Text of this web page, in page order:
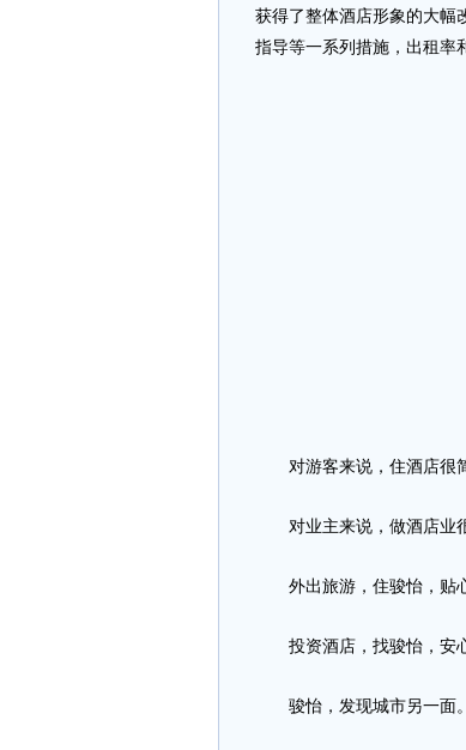
获得了整体酒店形象的大幅
指导等一系列措施，出租率
对游客来说，住酒店很简
对业主来说，做酒店业很
外出旅游，住骏怡，贴心
投资酒店，找骏怡，安心
骏怡，发现城市另一面。